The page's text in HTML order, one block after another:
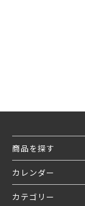
商品を探す
カレンダー
カテゴリー